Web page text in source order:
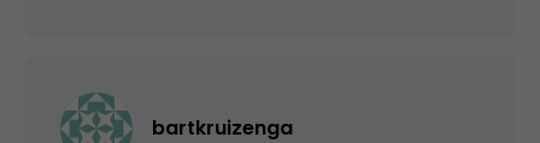
bartkruizenga